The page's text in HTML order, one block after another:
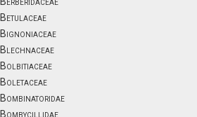
Betulaceae
Bignoniaceae
Blechnaceae
Bolbitiaceae
Boletaceae
Bombinatoridae
Bombycillidae